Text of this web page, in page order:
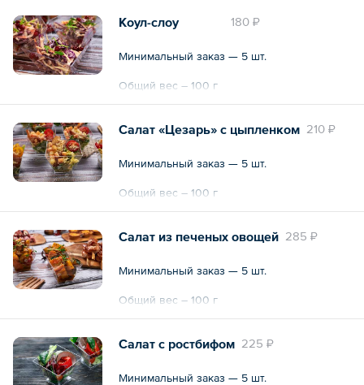
180 ₽
Коул-слоу
Минимальный заказ — 5 шт.
Общий вес – 100 г
210 ₽
Салат «Цезарь» с цыпленком
Минимальный заказ — 5 шт.
Общий вес – 100 г
285 ₽
Салат из печеных овощей
Минимальный заказ — 5 шт.
Общий вес – 100 г
225 ₽
Салат с ростбифом
Минимальный заказ — 5 шт.